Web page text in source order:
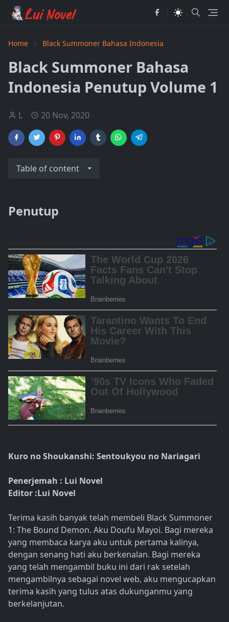
Home Black Summoner Bahasa Indonesia
Black Summoner Bahasa
Indonesia Penutup Volume 1
L 20 Nov, 2020
Table of content
Penutup
Kuro no Shoukanshi: Sentoukyou no Nariagari
Penerjemah : Lui Novel
Editor :Lui Novel
Terima kasih banyak telah membeli Black Summoner
1: The Bound Demon. Aku Doufu Mayoi. Bagi mereka
yang membaca karya aku untuk pertama kalinya,
dengan senang hati aku berkenalan. Bagi mereka
yang telah mengambil buku ini dari rak setelah
mengambilnya sebagai novel web, aku mengucapkan
terima kasih yang tulus atas dukunganmu yang
berkelanjutan.